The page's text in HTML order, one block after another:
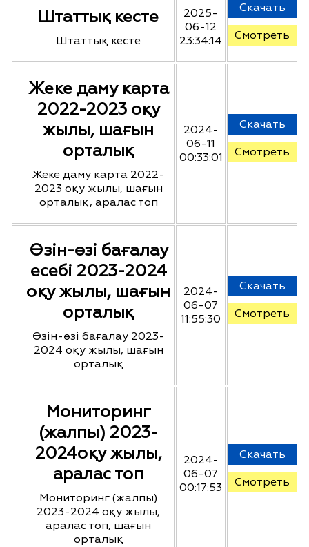
Штаттық кесте
Штаттық кесте
2025-
06-12
23:34:14
Скачать
Смотреть
Жеке даму карта
2022-2023 оқу
жылы, шағын
орталық
Жеке даму карта 2022-
2023 оқу жылы, шағын
орталық, аралас топ
2024-
06-11
00:33:01
Скачать
Смотреть
Өзін-өзі бағалау
есебі 2023-2024
оқу жылы, шағын
орталық
Өзін-өзі бағалау 2023-
2024 оқу жылы, шағын
орталық
2024-
06-07
11:55:30
Скачать
Смотреть
Мониторинг
(жалпы) 2023-
2024оқу жылы,
аралас топ
Мониторинг (жалпы)
2023-2024 оқу жылы,
аралас топ, шағын
орталық
2024-
06-07
00:17:53
Скачать
Смотреть